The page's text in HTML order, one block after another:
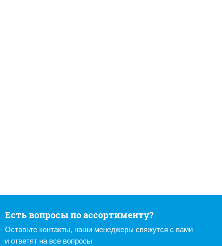
Есть вопросы по ассортименту?
Оставьте контакты, наши менеджеры свяжутся с вами
и ответят на все вопросы